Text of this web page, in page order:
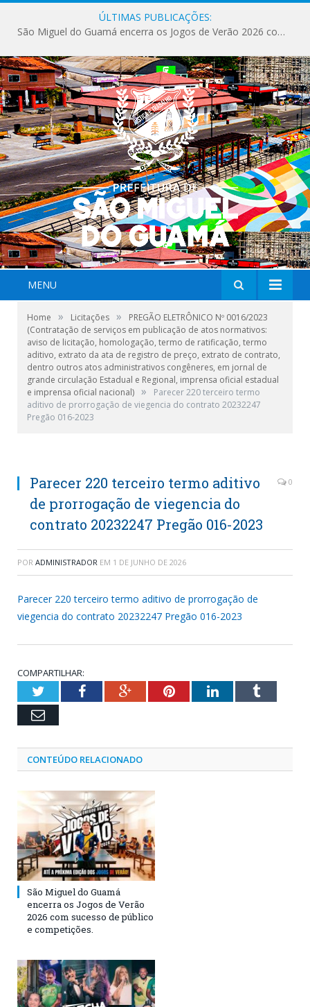
ÚLTIMAS PUBLICAÇÕES:
São Miguel do Guamá encerra os Jogos de Verão 2026 com sucesso de público e competições.
MENU
Home » Licitações »
PREGÃO ELETRÔNICO Nº 0016/2023
(Contratação de serviços em publicação de atos normativos:
aviso de licitação, homologação, termo de ratificação, termo
aditivo, extrato da ata de registro de preço, extrato de contrato,
dentro outros atos administrativos congêneres, em jornal de
grande circulação Estadual e Regional, imprensa oficial estadual
e imprensa oficial nacional) »
Parecer 220 terceiro termo
aditivo de prorrogação de viegencia do contrato 20232247
Pregão 016-2023
Parecer 220 terceiro termo aditivo
de prorrogação de viegencia do
contrato 20232247 Pregão 016-2023
0
POR ADMINISTRADOR EM 1 DE JUNHO DE 2026
Parecer 220 terceiro termo aditivo de prorrogação de
viegencia do contrato 20232247 Pregão 016-2023
COMPARTILHAR:
TwitterFacebookGoogle+PinterestLinkedInTumblr
Email
CONTEÚDO RELACIONADO
São Miguel do Guamá
encerra os Jogos de Verão
2026 com sucesso de público
e competições.